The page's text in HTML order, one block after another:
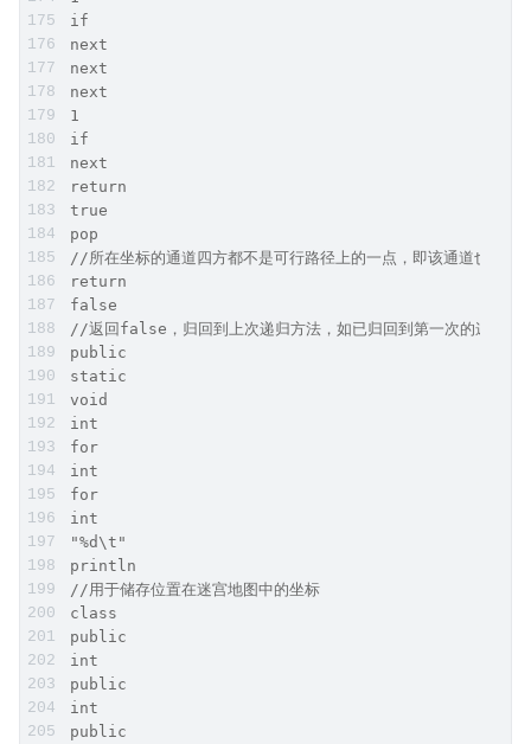
if
next
next
next
1
if
next
return
true
pop
//所在坐标的通道四方都不是可行路径上的一点，即该通道也不是
return
false
//返回false，归回到上次递归方法，如已归回到第一次的递归方
public
static
void
int
for
int
for
int
"%d\t"
println
//用于储存位置在迷宫地图中的坐标
class
public
int
public
int
public